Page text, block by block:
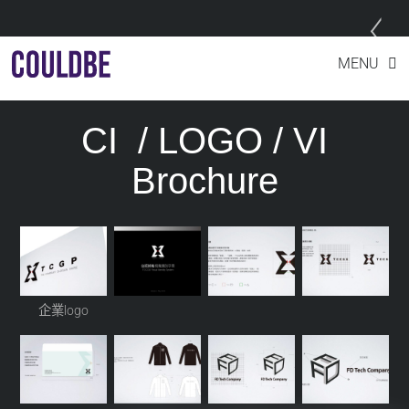
Skip
content
MENU
企業LOGO、CI、VI
CI / LOGO / VI
Brochure
企業logo